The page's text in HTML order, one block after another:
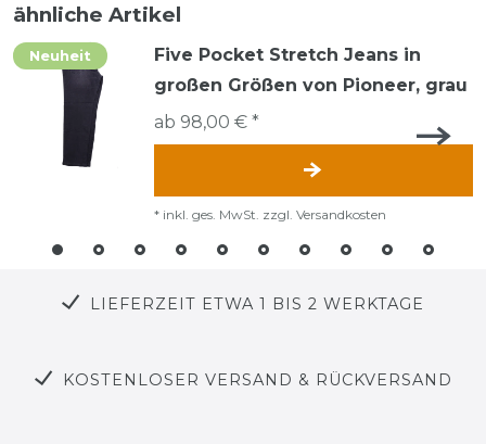
ähnliche Artikel
Neuheit
Five Pocket Stretch Jeans in
großen Größen von Pioneer, grau
ab 98,00 € *
* inkl. ges. MwSt. zzgl. Versandkosten
LIEFERZEIT ETWA 1 BIS 2 WERKTAGE
KOSTENLOSER VERSAND & RÜCKVERSAND